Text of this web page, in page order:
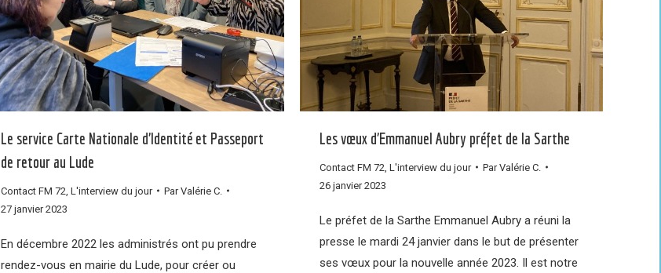
Le service Carte Nationale d’Identité et Passeport
de retour au Lude
Contact FM 72 L'interview du jour ParValérie C.
27 janvier 2023
En décembre 2022 les administrés ont pu prendre
rendez-vous en mairie du Lude, pour créer ou
Les vœux d’Emmanuel Aubry préfet de la Sarthe
Contact FM 72 L'interview du jour ParValérie C.
26 janvier 2023
Le préfet de la Sarthe Emmanuel Aubry a réuni la
presse le mardi 24 janvier dans le but de présenter
ses vœux pour la nouvelle année 2023. Il est notre